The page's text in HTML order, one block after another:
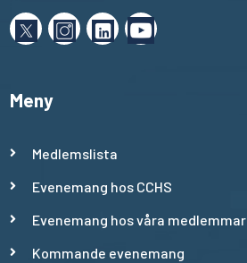
Meny
Medlemslista
Evenemang hos CCHS
Evenemang hos våra medlemmar
Kommande evenemang